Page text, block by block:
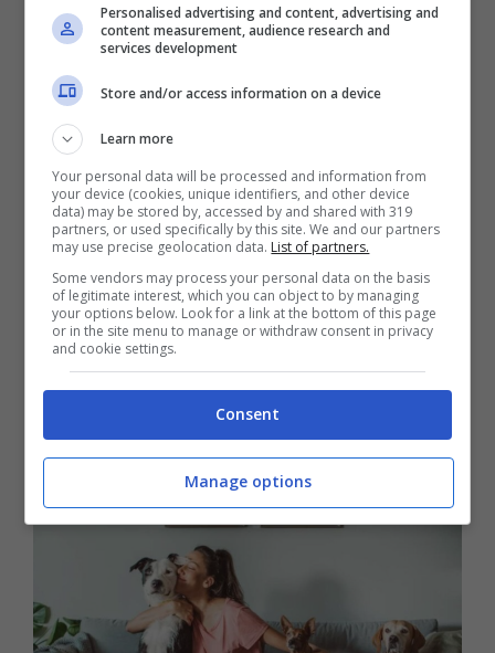
Bonus Psicologico 2025, un aiuto
concreto per poter accedere alla
psicoterapia
Personalised advertising and content, advertising and
content measurement, audience research and
services development
Store and/or access information on a device
Learn more
Your personal data will be processed and information from
your device (cookies, unique identifiers, and other device
data) may be stored by, accessed by and shared with 319
partners, or used specifically by this site. We and our partners
may use precise geolocation data. List of partners.
Some vendors may process your personal data on the basis
of legitimate interest, which you can object to by managing
your options below. Look for a link at the bottom of this page
or in the site menu to manage or withdraw consent in privacy
and cookie settings.
Consent
Manage options